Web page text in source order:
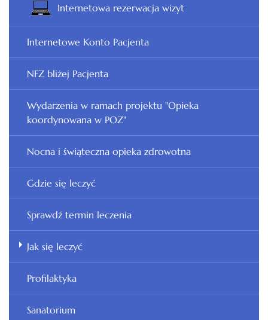
Internetowa rezerwacja wizyt
Internetowe Konto Pacjenta
NFZ bliżej Pacjenta
Wydarzenia w ramach projektu "Opieka
koordynowana w POZ"
Nocna i świąteczna opieka zdrowotna
Gdzie się leczyć
Sprawdź termin leczenia
Jak się leczyć
Profilaktyka
Sanatorium